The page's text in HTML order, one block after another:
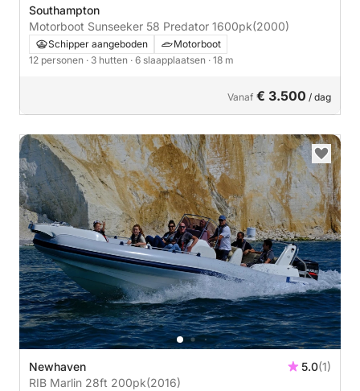
Southampton
Motorboot Sunseeker 58 Predator 1600pk(2000)
Schipper aangeboden
Motorboot
12 personen · 3 hutten · 6 slaapplaatsen · 18 m
Vanaf € 3.500 / dag
Newhaven 5.0(1)
RIB Marlin 28ft 200pk(2016)